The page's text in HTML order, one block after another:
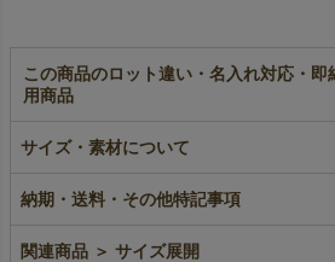
この商品のロット違い・名入れ対応・即
用商品
着（S4）｜オーガン
ジー×不織布巾着袋｜
20枚入～
1,525
包装袋｜50枚入
加工品
サイズ・素材について
納期・送料・その他特記事項
関連商品 ＞ サイズ展開